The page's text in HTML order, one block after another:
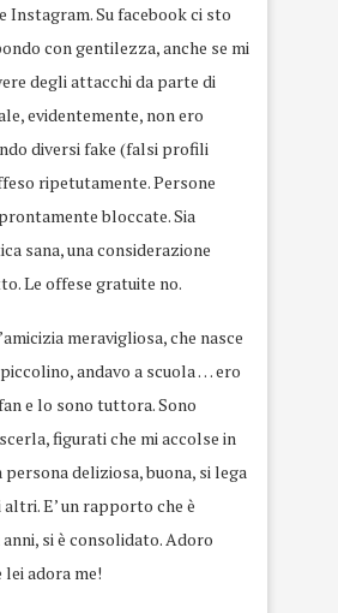
Instagram. Su facebook ci sto
con gentilezza, anche se mi
degli attacchi da parte di
evidentemente, non ero
diversi fake (falsi profili
ripetutamente. Persone
bloccate. Sia
sana, una considerazione
Le offese gratuite no.
meravigliosa, che nasce
andavo a scuola … ero
e lo sono tuttora. Sono
figurati che mi accolse in
persona deliziosa, buona, si lega
E’ un rapporto che è
si è consolidato. Adoro
lei adora me!